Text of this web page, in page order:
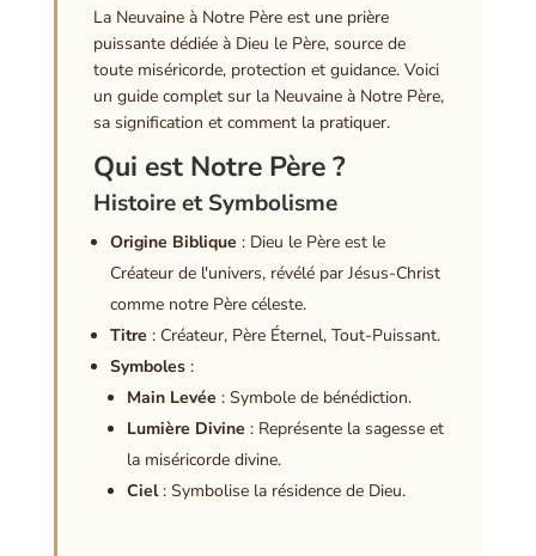
La Neuvaine à Notre Père est une prière
puissante dédiée à Dieu le Père, source de
toute miséricorde, protection et guidance. Voici
un guide complet sur la Neuvaine à Notre Père,
sa signification et comment la pratiquer.
Qui est Notre Père ?
Histoire et Symbolisme
Origine Biblique : Dieu le Père est le
Créateur de l'univers, révélé par Jésus-Christ
comme notre Père céleste.
Titre : Créateur, Père Éternel, Tout-Puissant.
Symboles:
Main Levée : Symbole de bénédiction.
Lumière Divine : Représente la sagesse et
la miséricorde divine.
Ciel: Symbolise la résidence de Dieu.